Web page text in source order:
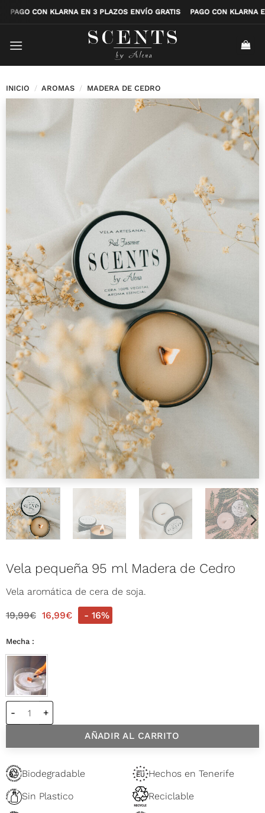
Saltar
al
PAGO CON KLARNA EN 3 PLAZOS ENVÍO GRATIS PAGO CON
INICIO / AROMAS / MADERA DE CEDRO
Vela pequeña 95 ml Madera de Cedro
Vela aromática de cera de soja.
19,99€ 16,99€ - 16%
Mecha
AÑADIR AL CARRITO
Biodegradable Hechos en Tenerife
Sin Plastico Reciclable